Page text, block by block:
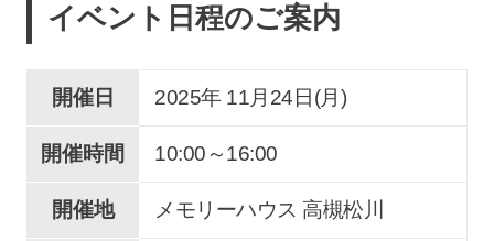
イベント日程のご案内
開催日 2025年 11月 24 日(月)
開催時間 10:00～16:00
開催地 メモリーハウス 高槻松川